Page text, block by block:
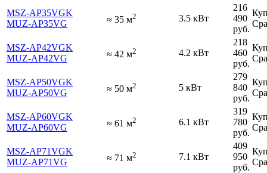
MSZ-AP35VGK
MUZ-AP35VG
≈ 35 м2 3.5 кВт
216
490
руб.
MSZ-AP42VGK
MUZ-AP42VG
≈ 42 м2 4.2 кВт
218
460
руб.
MSZ-AP50VGK
MUZ-AP50VG
≈ 50 м2 5 кВт
279
840
руб.
MSZ-AP60VGK
MUZ-AP60VG
≈ 61 м2 6.1 кВт
319
780
руб.
MSZ-AP71VGK
MUZ-AP71VG
≈ 71 м2 7.1 кВт
409
950
руб.